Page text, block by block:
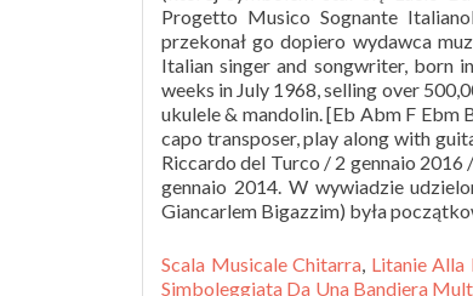
Scala Musicale Chitarra, Litanie Alla
Simboleggiata Da Una Bandiera